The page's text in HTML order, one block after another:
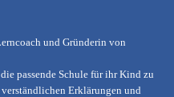
und Gründerin von
passende Schule für ihr Kind zu
Erklärungen und